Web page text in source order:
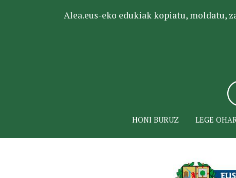
Alea.eus-eko edukiak kopiatu, moldatu,
HONI BURUZ LEGE